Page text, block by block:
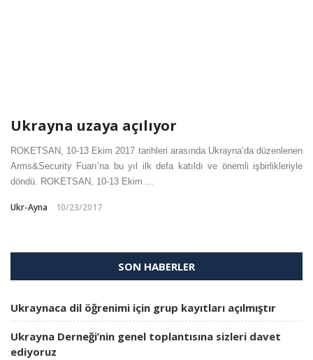
Ukrayna uzaya açılıyor
ROKETSAN, 10-13 Ekim 2017 tarihleri arasında Ukrayna’da düzenlenen
Arms&Security Fuarı’na bu yıl ilk defa katıldı ve önemli işbirlikleriyle
döndü. ROKETSAN, 10-13 Ekim ...
Ukr-Ayna 10/23/2017
SON HABERLER
Ukraynaca dil öğrenimi için grup kayıtları açılmıştır
Ukrayna Derneği’nin genel toplantısına sizleri davet
ediyoruz